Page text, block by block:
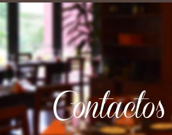
Contactos